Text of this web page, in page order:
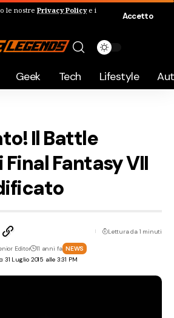
le nostre Privacy Policye i
Accetto
Geek Tech Lifestyle
Il Battle
Fantasy VII
Luglio 2015 alle 3:31 PM
Editor 11 anni fa NEWS
Lettura da 1 minuti